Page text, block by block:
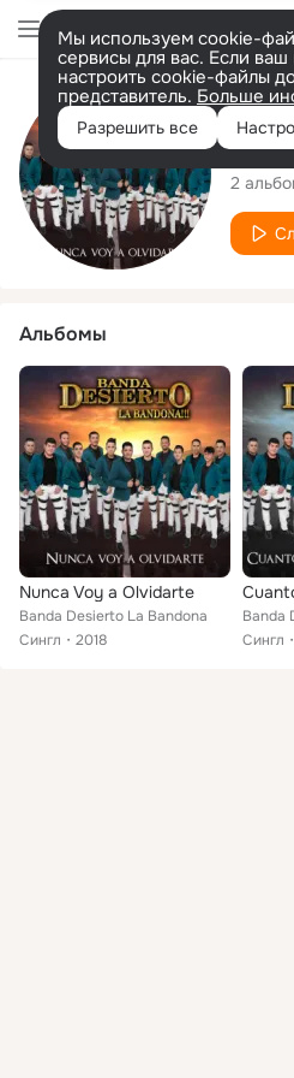
Мы используем cookie-
сервисы для вас. Если ваш
настроить cookie-файлы
представитель. Больше
Разрешить все
2
Альбомы
Nunca Voy a Olvidarte
Banda Desierto La Bandona
Сингл
2018
Banda
Сингл